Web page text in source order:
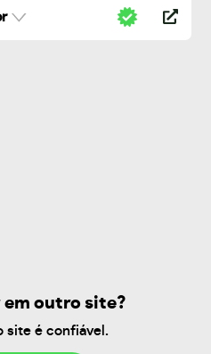
em outro site?
site é confiável.